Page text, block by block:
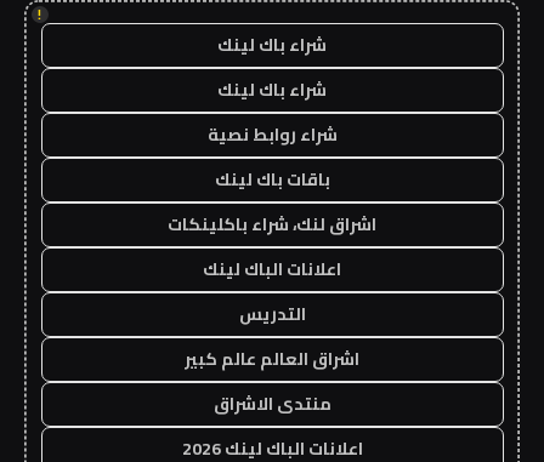
!
شراء باك لينك
شراء باك لينك
شراء روابط نصية
باقات باك لينك
اشراق لنك، شراء باكلينكات
اعلانات الباك لينك
التدريس
اشراق العالم عالم كبير
منتدى الاشراق
اعلانات الباك لينك 2026